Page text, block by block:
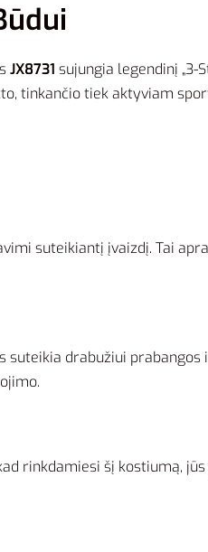
JX8731 sujungia legendinį „3-
tinkančio tiek aktyviam
suteikiantį įvaizdį. Tai
suteikia drabužiui
rinkdamiesi šį kostiumą,